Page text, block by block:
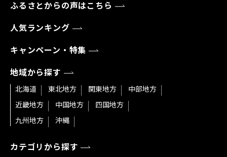
ふるさとからの声はこちら
人気ランキング
キャンペーン・特集
地域から探す
北海道 東北地方 関東地方
中部地方
近畿地方
中国地方
四国地方
九州地方
沖縄
カテゴリから探す